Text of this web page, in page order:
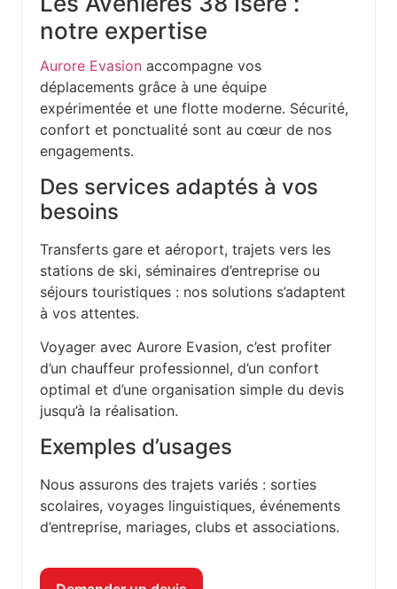
notre expertise
Aurore Evasion accompagne vos
déplacements grâce à une équipe
expérimentée et une flotte moderne. Sécurité,
confort et ponctualité sont au cœur de nos
engagements.
Des services adaptés à vos
besoins
Transferts gare et aéroport, trajets vers les
stations de ski, séminaires d’entreprise ou
séjours touristiques : nos solutions s’adaptent
à vos attentes.
Voyager avec Aurore Evasion, c’est profiter
d’un chauffeur professionnel, d’un confort
optimal et d’une organisation simple du devis
jusqu’à la réalisation.
Exemples d’usages
Nous assurons des trajets variés : sorties
scolaires, voyages linguistiques, événements
d’entreprise, mariages, clubs et associations.